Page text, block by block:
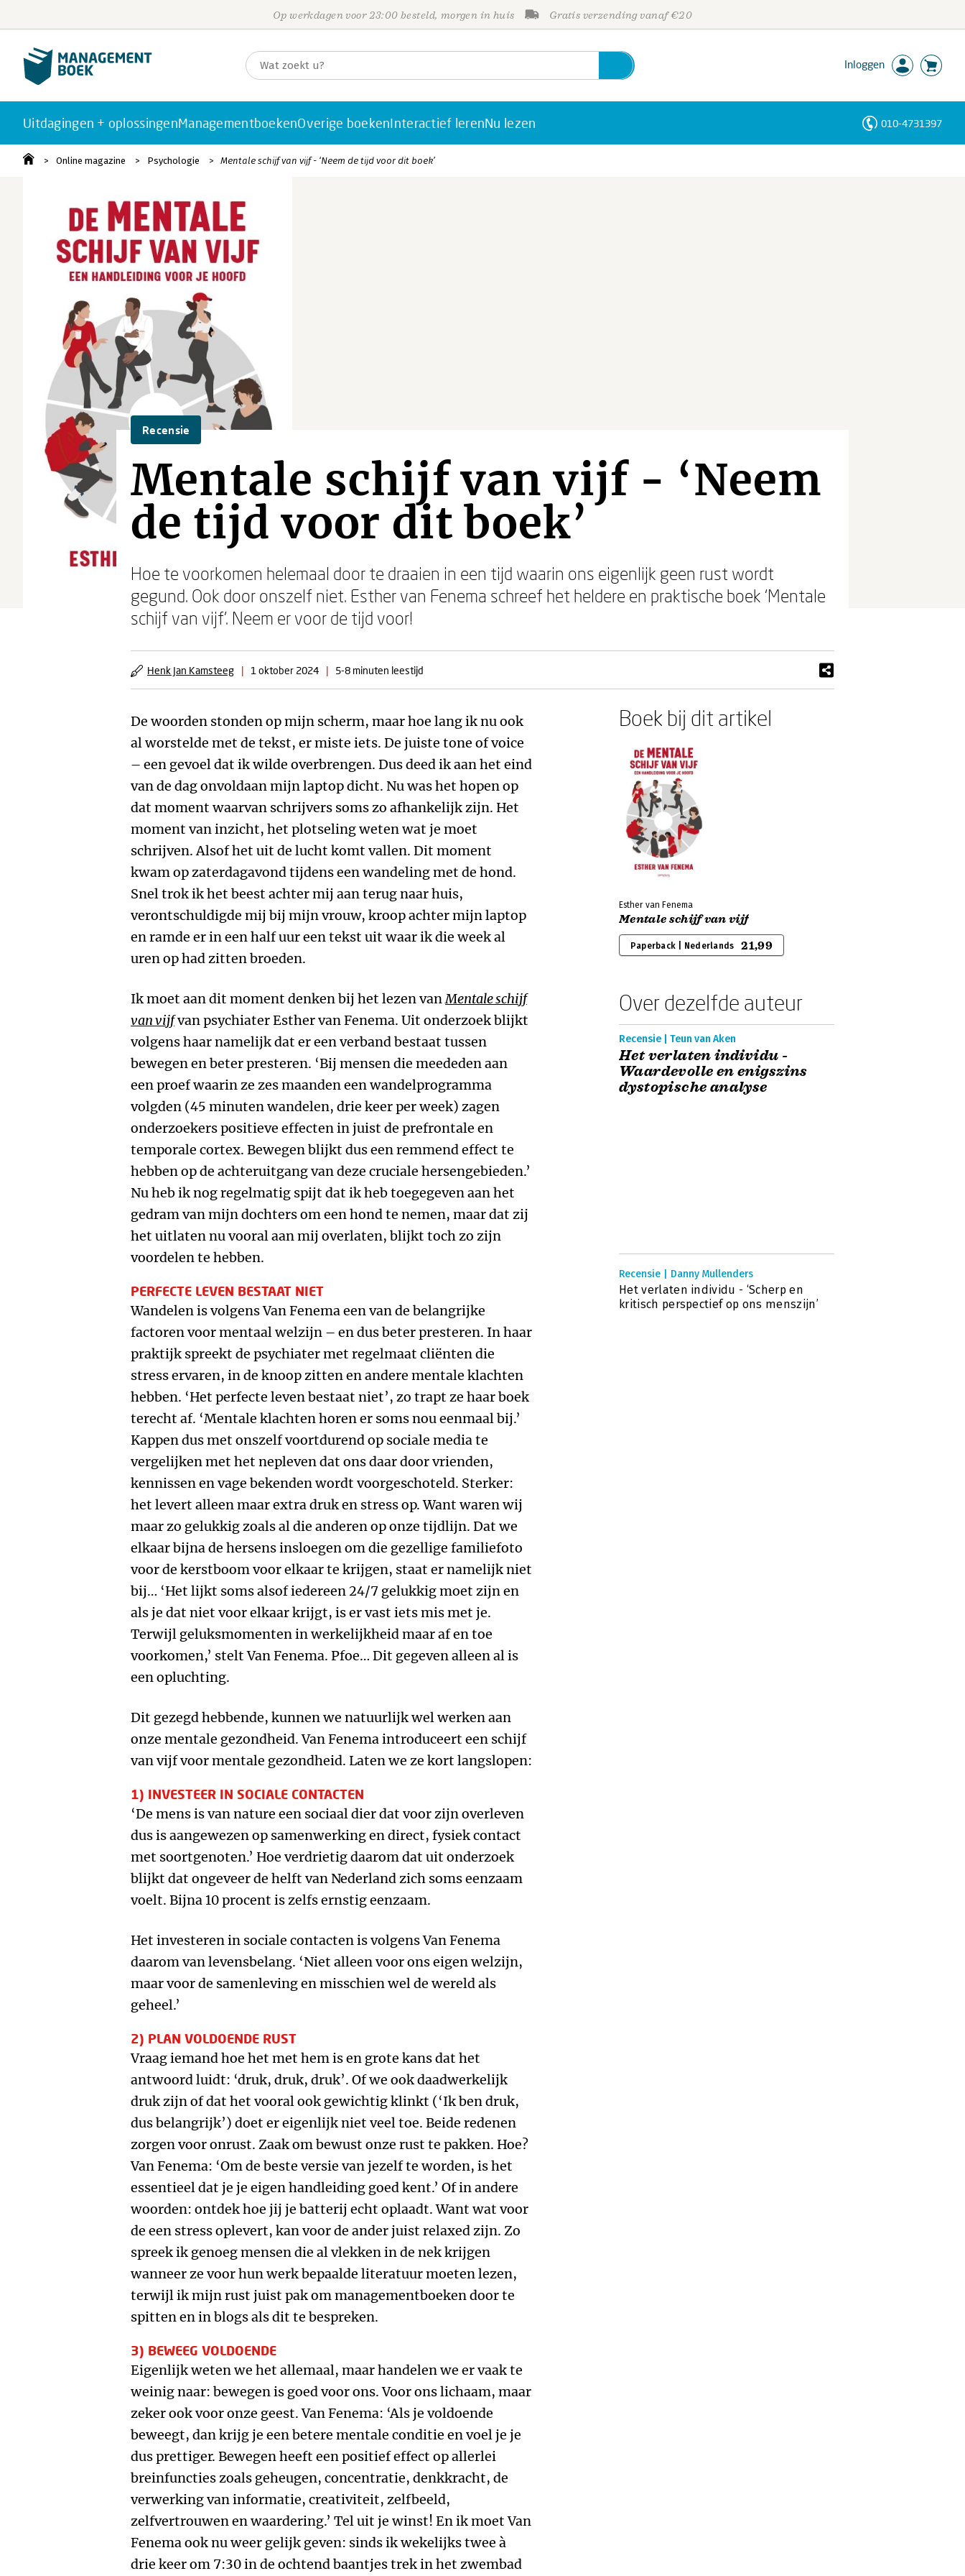
Op werkdagen voor 23:00 besteld, morgen in huis Gratis verzending vanaf €20
Inloggen
Uitdagingen + oplossingenManagementboekenOverige boekenInteractief lerenNu lezen 010-4731397
Online magazine Psychologie Mentale schijf van vijf - ‘Neem de tijd voor dit boek’
Recensie
Mentale schijf van vijf - ‘Neem
de tijd voor dit boek’
Hoe te voorkomen helemaal door te draaien in een tijd waarin ons eigenlijk geen rust wordt
gegund. Ook door onszelf niet. Esther van Fenema schreef het heldere en praktische boek ‘Mentale
schijf van vijf’. Neem er voor de tijd voor!
Henk Jan Kamsteeg | 1 oktober 2024 | 5-8 minuten leestijd
De woorden stonden op mijn scherm, maar hoe lang ik nu ook
al worstelde met de tekst, er miste iets. De juiste tone of voice
– een gevoel dat ik wilde overbrengen. Dus deed ik aan het eind
van de dag onvoldaan mijn laptop dicht. Nu was het hopen op
dat moment waarvan schrijvers soms zo afhankelijk zijn. Het
moment van inzicht, het plotseling weten wat je moet
schrijven. Alsof het uit de lucht komt vallen. Dit moment
kwam op zaterdagavond tijdens een wandeling met de hond.
Snel trok ik het beest achter mij aan terug naar huis,
verontschuldigde mij bij mijn vrouw, kroop achter mijn laptop
en ramde er in een half uur een tekst uit waar ik die week al
uren op had zitten broeden.
Ik moet aan dit moment denken bij het lezen vanMentale schijf
van vijfvan psychiater Esther van Fenema. Uit onderzoek blijkt
volgens haar namelijk dat er een verband bestaat tussen
bewegen en beter presteren. ‘Bij mensen die meededen aan
een proef waarin ze zes maanden een wandelprogramma
volgden (45 minuten wandelen, drie keer per week) zagen
onderzoekers positieve effecten in juist de prefrontale en
temporale cortex. Bewegen blijkt dus een remmend effect te
hebben op de achteruitgang van deze cruciale hersengebieden.’
Nu heb ik nog regelmatig spijt dat ik heb toegegeven aan het
gedram van mijn dochters om een hond te nemen, maar dat zij
het uitlaten nu vooral aan mij overlaten, blijkt toch zo zijn
voordelen te hebben.
PERFECTE LEVEN BESTAAT NIET
Wandelen is volgens Van Fenema een van de belangrijke
factoren voor mentaal welzijn – en dus beter presteren. In haar
praktijk spreekt de psychiater met regelmaat cliënten die
stress ervaren, in de knoop zitten en andere mentale klachten
hebben. ‘Het perfecte leven bestaat niet’, zo trapt ze haar boek
terecht af. ‘Mentale klachten horen er soms nou eenmaal bij.’
Kappen dus met onszelf voortdurend op sociale media te
vergelijken met het nepleven dat ons daar door vrienden,
kennissen en vage bekenden wordt voorgeschoteld. Sterker:
het levert alleen maar extra druk en stress op. Want waren wij
maar zo gelukkig zoals al die anderen op onze tijdlijn. Dat we
elkaar bijna de hersens insloegen om die gezellige familiefoto
voor de kerstboom voor elkaar te krijgen, staat er namelijk niet
bij… ‘Het lijkt soms alsof iedereen 24/7 gelukkig moet zijn en
als je dat niet voor elkaar krijgt, is er vast iets mis met je.
Terwijl geluksmomenten in werkelijkheid maar af en toe
voorkomen,’ stelt Van Fenema. Pfoe… Dit gegeven alleen al is
een opluchting.
Dit gezegd hebbende, kunnen we natuurlijk wel werken aan
onze mentale gezondheid. Van Fenema introduceert een schijf
van vijf voor mentale gezondheid. Laten we ze kort langslopen:
1) INVESTEER IN SOCIALE CONTACTEN
‘De mens is van nature een sociaal dier dat voor zijn overleven
dus is aangewezen op samenwerking en direct, fysiek contact
met soortgenoten.’ Hoe verdrietig daarom dat uit onderzoek
blijkt dat ongeveer de helft van Nederland zich soms eenzaam
voelt. Bijna 10 procent is zelfs ernstig eenzaam.
Het investeren in sociale contacten is volgens Van Fenema
daarom van levensbelang. ‘Niet alleen voor ons eigen welzijn,
maar voor de samenleving en misschien wel de wereld als
geheel.’
2) PLAN VOLDOENDE RUST
Vraag iemand hoe het met hem is en grote kans dat het
antwoord luidt: ‘druk, druk, druk’. Of we ook daadwerkelijk
druk zijn of dat het vooral ook gewichtig klinkt (‘Ik ben druk,
dus belangrijk’) doet er eigenlijk niet veel toe. Beide redenen
zorgen voor onrust. Zaak om bewust onze rust te pakken. Hoe?
Van Fenema: ‘Om de beste versie van jezelf te worden, is het
essentieel dat je je eigen handleiding goed kent.’ Of in andere
woorden: ontdek hoe jij je batterij echt oplaadt. Want wat voor
de een stress oplevert, kan voor de ander juist relaxed zijn. Zo
spreek ik genoeg mensen die al vlekken in de nek krijgen
wanneer ze voor hun werk bepaalde literatuur moeten lezen,
terwijl ik mijn rust juist pak om managementboeken door te
spitten en in blogs als dit te bespreken.
3) BEWEEG VOLDOENDE
Eigenlijk weten we het allemaal, maar handelen we er vaak te
weinig naar: bewegen is goed voor ons. Voor ons lichaam, maar
zeker ook voor onze geest. Van Fenema: ‘Als je voldoende
beweegt, dan krijg je een betere mentale conditie en voel je je
dus prettiger. Bewegen heeft een positief effect op allerlei
breinfuncties zoals geheugen, concentratie, denkkracht, de
verwerking van informatie, creativiteit, zelfbeeld,
zelfvertrouwen en waardering.’ Tel uit je winst! En ik moet Van
Fenema ook nu weer gelijk geven: sinds ik wekelijks twee à
drie keer om 7:30 in de ochtend baantjes trek in het zwembad
Boek bij dit artikel
Esther van Fenema
Mentale schijf van vijf
Paperback | Nederlands 21,99
Over dezelfde auteur
Recensie | Teun van Aken
Het verlaten individu -
Waardevolle en enigszins
dystopische analyse
Recensie | Danny Mullenders
Het verlaten individu - ‘Scherp en
kritisch perspectief op ons menszijn’
Personen